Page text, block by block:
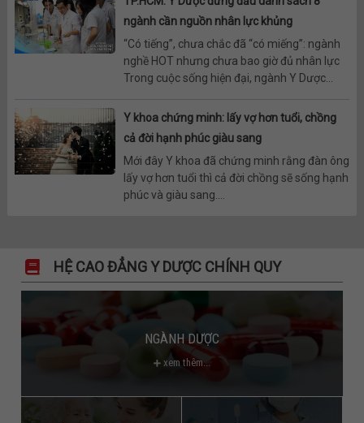
ngành cần nguồn nhân lực khủng
“Có tiếng”, chưa chắc đã “có miếng”: ngành
nghề HOT nhưng chưa bao giờ đủ nhân lực
Trong cuộc sống hiện đại, ngành Y Dược...
Y khoa chứng minh: lấy vợ hơn tuổi, chồng
cả đời hạnh phúc giàu sang
Mới đây Y khoa đã chứng minh rằng đàn ông
lấy vợ hơn tuổi thì cả đời chồng sẽ sống hạnh
phúc và giàu sang....
HỆ CAO ĐẲNG Y DƯỢC CHÍNH QUY
NGÀNH DƯỢC
xem thêm...